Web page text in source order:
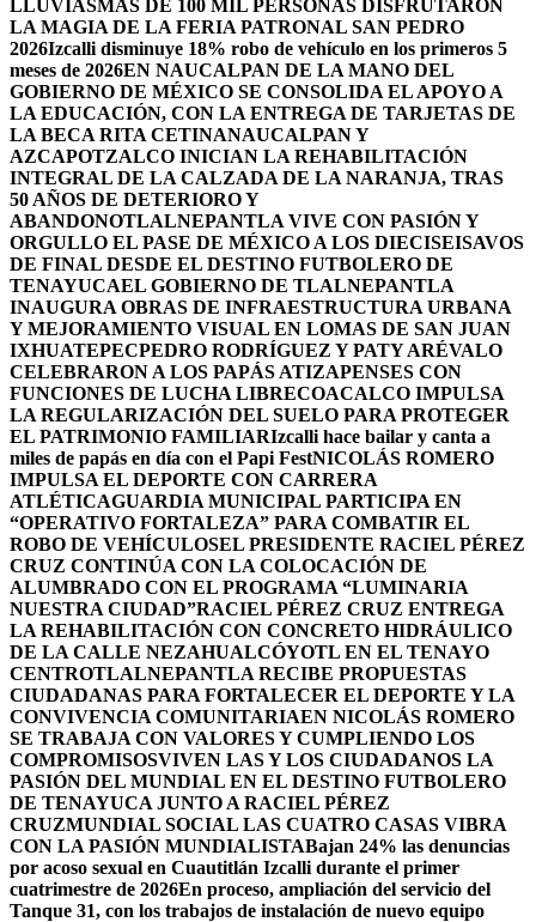
LLUVIASMÁS DE 100 MIL PERSONAS DISFRUTARON
LA MAGIA DE LA FERIA PATRONAL SAN PEDRO
2026Izcalli disminuye 18% robo de vehículo en los primeros 5
meses de 2026EN NAUCALPAN DE LA MANO DEL
GOBIERNO DE MÉXICO SE CONSOLIDA EL APOYO A
LA EDUCACIÓN, CON LA ENTREGA DE TARJETAS DE
LA BECA RITA CETINANAUCALPAN Y
AZCAPOTZALCO INICIAN LA REHABILITACIÓN
INTEGRAL DE LA CALZADA DE LA NARANJA, TRAS
50 AÑOS DE DETERIORO Y
ABANDONOTLALNEPANTLA VIVE CON PASIÓN Y
ORGULLO EL PASE DE MÉXICO A LOS DIECISEISAVOS
DE FINAL DESDE EL DESTINO FUTBOLERO DE
TENAYUCAEL GOBIERNO DE TLALNEPANTLA
INAUGURA OBRAS DE INFRAESTRUCTURA URBANA
Y MEJORAMIENTO VISUAL EN LOMAS DE SAN JUAN
IXHUATEPECPEDRO RODRÍGUEZ Y PATY ARÉVALO
CELEBRARON A LOS PAPÁS ATIZAPENSES CON
FUNCIONES DE LUCHA LIBRECOACALCO IMPULSA
LA REGULARIZACIÓN DEL SUELO PARA PROTEGER
EL PATRIMONIO FAMILIARIzcalli hace bailar y canta a
miles de papás en día con el Papi FestNICOLÁS ROMERO
IMPULSA EL DEPORTE CON CARRERA
ATLÉTICAGUARDIA MUNICIPAL PARTICIPA EN
“OPERATIVO FORTALEZA” PARA COMBATIR EL
ROBO DE VEHÍCULOSEL PRESIDENTE RACIEL PÉREZ
CRUZ CONTINÚA CON LA COLOCACIÓN DE
ALUMBRADO CON EL PROGRAMA “LUMINARIA
NUESTRA CIUDAD”RACIEL PÉREZ CRUZ ENTREGA
LA REHABILITACIÓN CON CONCRETO HIDRÁULICO
DE LA CALLE NEZAHUALCÓYOTL EN EL TENAYO
CENTROTLALNEPANTLA RECIBE PROPUESTAS
CIUDADANAS PARA FORTALECER EL DEPORTE Y LA
CONVIVENCIA COMUNITARIAEN NICOLÁS ROMERO
SE TRABAJA CON VALORES Y CUMPLIENDO LOS
COMPROMISOSVIVEN LAS Y LOS CIUDADANOS LA
PASIÓN DEL MUNDIAL EN EL DESTINO FUTBOLERO
DE TENAYUCA JUNTO A RACIEL PÉREZ
CRUZMUNDIAL SOCIAL LAS CUATRO CASAS VIBRA
CON LA PASIÓN MUNDIALISTABajan 24% las denuncias
por acoso sexual en Cuautitlán Izcalli durante el primer
cuatrimestre de 2026En proceso, ampliación del servicio del
Tanque 31, con los trabajos de instalación de nuevo equipo